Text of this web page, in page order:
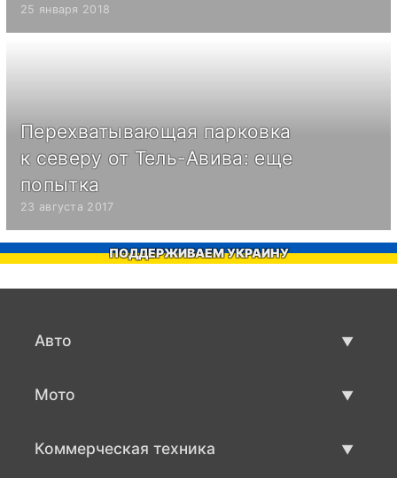
25 января 2018
Перехватывающая парковка
к северу от Тель-Авива: еще
попытка
23 августа 2017
ПОДДЕРЖИВАЕМ УКРАИНУ
Авто
Мото
Коммерческая техника